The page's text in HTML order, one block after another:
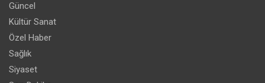
Güncel
Kültür Sanat
Özel Haber
Sağlık
Siyaset